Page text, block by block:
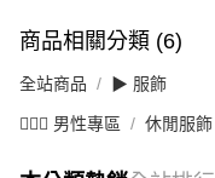
商品相關分類 (6)
全站商品 ▶ 服飾
💁🏻‍♂️ 男性專區 休閒服飾